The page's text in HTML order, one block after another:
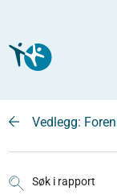
Vedlegg:
Søk i rapport